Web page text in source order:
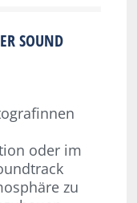
SOUND
oder im
zu